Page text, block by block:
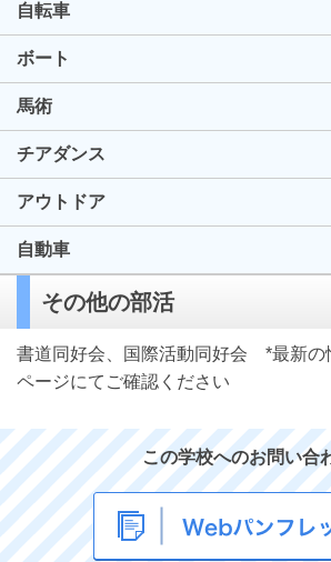
自転車
ボート
馬術
チアダンス
アウトドア
自動車
その他の部活
書道同好会、国際活動同好会 *最新の
ページにてご確認ください
この学校へのお問い合